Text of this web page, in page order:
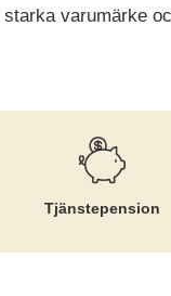
varumärke
Tjänste­pension